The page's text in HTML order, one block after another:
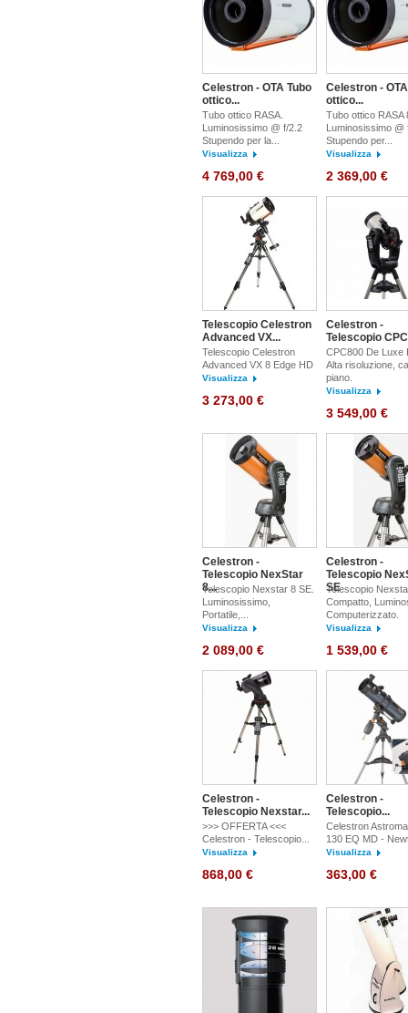
Celestron - OTA Tubo
ottico...
Tubo ottico RASA.
Luminosissimo @ f/2.2
Stupendo per la...
Visualizza
4 769,00 €
Celestron -
ottico...
Tubo ottico RASA
Luminosissimo @
Stupendo per...
Visualizza
2 369,00 €
Telescopio Celestron
Advanced VX...
Telescopio Celestron
Advanced VX 8 Edge HD
Visualizza
3 273,00 €
Celestron -
Telescopio
CPC800 De Luxe
Alta risoluzione,
piano.
Visualizza
3 549,00 €
Celestron -
Telescopio NexStar
8...
Telescopio Nexstar 8 SE.
Luminosissimo,
Portatile,...
Visualizza
2 089,00 €
Celestron -
Telescopio
SE
Telescopio
Compatto,
Computerizzato.
Visualizza
1 539,00 €
Celestron -
Telescopio Nexstar...
>>> OFFERTA <<<
Celestron - Telescopio...
Visualizza
868,00 €
Celestron -
Telescopio...
Celestron
130 EQ MD -
Visualizza
363,00 €